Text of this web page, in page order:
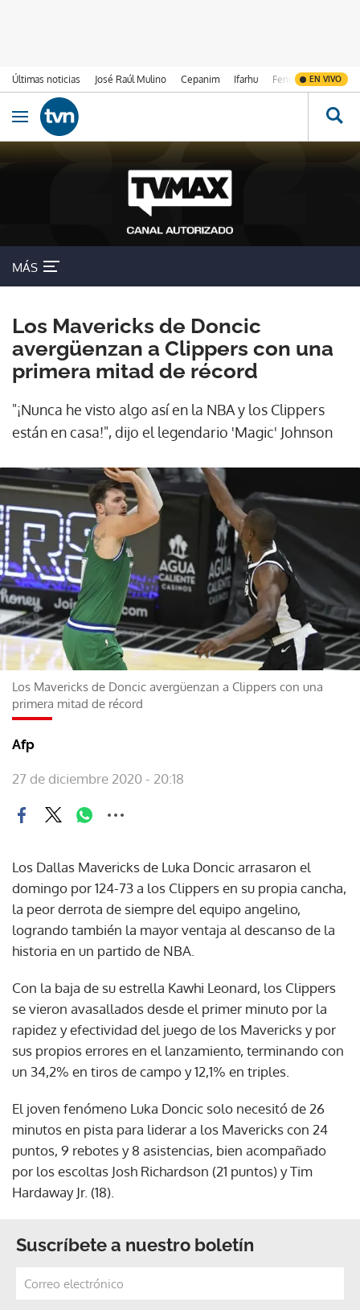
Últimas noticias José Raúl Mulino Cepanim Ifarhu Fenómeno de El
EN VIVO
Ir al contenido
Obrir navegació
MÁS
Los Mavericks de Doncic
avergüenzan a Clippers con una
primera mitad de récord
"¡Nunca he visto algo así en la NBA y los Clippers
están en casa!", dijo el legendario 'Magic' Johnson
Los Mavericks de Doncic avergüenzan a Clippers con una
primera mitad de récord
Afp
27 de diciembre 2020 - 20:18
Los Dallas Mavericks de Luka Doncic arrasaron el
domingo por 124-73 a los Clippers en su propia cancha,
la peor derrota de siempre del equipo angelino,
logrando también la mayor ventaja al descanso de la
historia en un partido de NBA.
Con la baja de su estrella Kawhi Leonard, los Clippers
se vieron avasallados desde el primer minuto por la
rapidez y efectividad del juego de los Mavericks y por
sus propios errores en el lanzamiento, terminando con
un 34,2% en tiros de campo y 12,1% en triples.
El joven fenómeno Luka Doncic solo necesitó de 26
minutos en pista para liderar a los Mavericks con 24
puntos, 9 rebotes y 8 asistencias, bien acompañado
por los escoltas Josh Richardson (21 puntos) y Tim
Hardaway Jr. (18).
Suscríbete a nuestro boletín